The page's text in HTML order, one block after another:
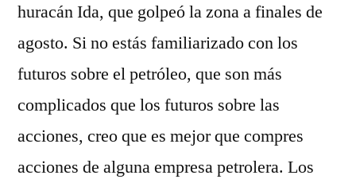
huracán Ida, que golpeó la zona a finales de
agosto. Si no estás familiarizado con los
futuros sobre el petróleo, que son más
complicados que los futuros sobre las
acciones, creo que es mejor que compres
acciones de alguna empresa petrolera. Los